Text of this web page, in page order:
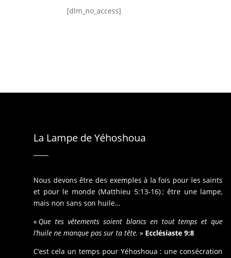
[dlm_no_access]
La Lampe de Yéhoshoua
Nous devons être des exemples à la fois pour les saints
et pour le monde (Matthieu 5:13-16) ; être une lampe,
mais non sans son huile…
« Que tes vêtements soient blancs en tout temps et que
l’huile ne manque pas sur ta tête. » Ecclésiaste 9:8
C’est cela un temps pour Yéhoshoua : une consécration